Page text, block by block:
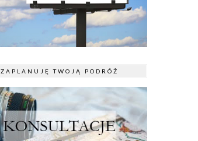
ZAPLANUJĘ TWOJĄ PODRÓŻ